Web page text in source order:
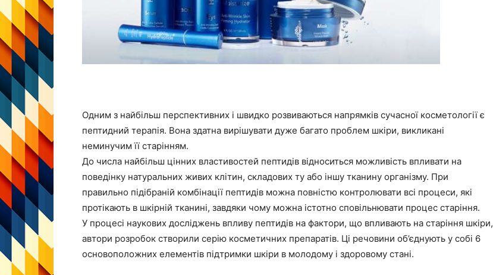
Одним з найбільш перспективних і швидко розвиваються напрямків сучасної косметології є
пептидний терапія. Вона здатна вирішувати дуже багато проблем шкіри, викликані
неминучим її старінням.
До числа найбільш цінних властивостей пептидів відноситься можливість впливати на
поведінку натуральних живих клітин, складових ту або іншу тканину організму. При
правильно підібраній комбінації пептидів можна повністю контролювати всі процеси, які
протікають в шкірній тканині, завдяки чому можна істотно сповільнювати процес старіння.
У процесі наукових досліджень впливу пептидів на фактори, що впливають на старіння шкіри,
автори розробок створили серію косметичних препаратів. Ці речовини об’єднують у собі 6
основоположних елементів підтримки шкіри в молодому і здоровому стані.